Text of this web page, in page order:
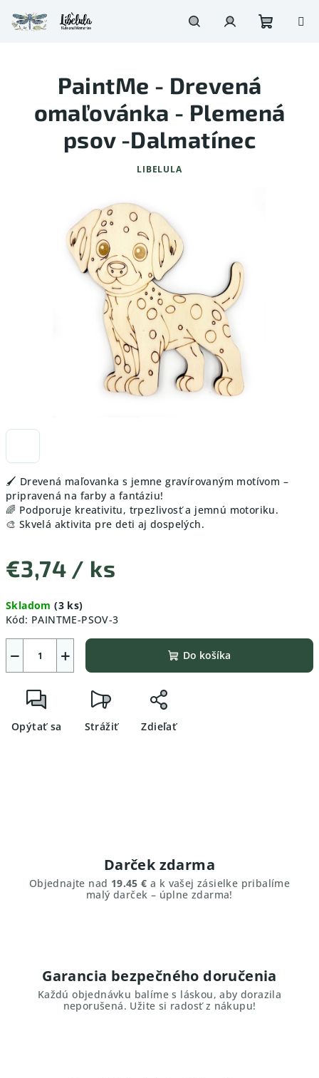
na
obsah
🖌️ Drevená maľovanka s jemne gravírovaným motívom –
pripravená na farby a fantáziu!
🌈 Podporuje kreativitu, trpezlivosť a jemnú motoriku.
🎨 Skvelá aktivita pre deti aj dospelých.
€3,74 / ks
cena:
Skladom(3 ks)
Kód: PAINTME-PSOV-3
+
− Do košíka
Opýtať sa Strážiť Zdieľať
PaintMe - Drevená
omaľovánka - Plemená
psov -Dalmatínec
LIBELULA
Darček zdarma
Objednajte nad 19.45 € a k vašej zásielke pribalíme
malý darček – úplne zdarma!
Garancia bezpečného doručenia
Každú objednávku balíme s láskou, aby dorazila
neporušená. Užite si radosť z nákupu!